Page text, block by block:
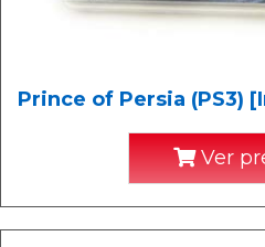
Prince of Persia (PS3)
Ver